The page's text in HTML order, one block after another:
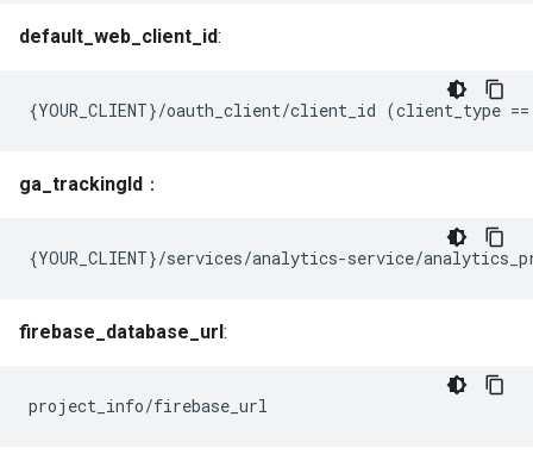
default_web_client_id:
{YOUR_CLIENT}/oauth_client/client_id (client_type ==
ga_trackingId ：
{YOUR_CLIENT}/services/analytics-service/
firebase_database_url:
project_info/firebase_url